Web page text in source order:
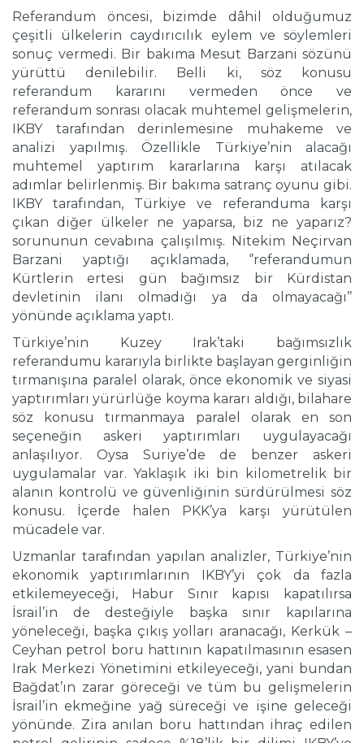
Referandum öncesi, bizimde dâhil olduğumuz
çeşitli ülkelerin caydırıcılık eylem ve söylemleri
sonuç vermedi. Bir bakıma Mesut Barzani sözünü
yürüttü denilebilir. Belli ki, söz konusu
referandum kararını vermeden önce ve
referandum sonrası olacak muhtemel gelişmelerin,
IKBY tarafından derinlemesine muhakeme ve
analizi yapılmış. Özellikle Türkiye’nin alacağı
muhtemel yaptırım kararlarına karşı atılacak
adımlar belirlenmiş. Bir bakıma satranç oyunu gibi.
IKBY tarafından, Türkiye ve referanduma karşı
çıkan diğer ülkeler ne yaparsa, biz ne yaparız?
sorununun cevabına çalışılmış. Nitekim Neçirvan
Barzani yaptığı açıklamada, ‘’referandumun
Kürtlerin ertesi gün bağımsız bir Kürdistan
devletinin ilanı olmadığı ya da olmayacağı’’
yönünde açıklama yaptı.
Türkiye’nin Kuzey Irak’taki bağımsızlık
referandumu kararıyla birlikte başlayan gerginliğin
tırmanışına paralel olarak, önce ekonomik ve siyasi
yaptırımları yürürlüğe koyma kararı aldığı, bilahare
söz konusu tırmanmaya paralel olarak en son
seçeneğin askeri yaptırımları uygulayacağı
anlaşılıyor. Oysa Suriye’de de benzer askeri
uygulamalar var. Yaklaşık iki bin kilometrelik bir
alanın kontrolü ve güvenliğinin sürdürülmesi söz
konusu. İçerde halen PKK’ya karşı yürütülen
mücadele var.
Uzmanlar tarafından yapılan analizler, Türkiye’nin
ekonomik yaptırımlarının IKBY’yi çok da fazla
etkilemeyeceği, Habur Sınır kapısı kapatılırsa
İsrail’in de desteğiyle başka sınır kapılarına
yönel eceği, başka çıkış yolları aranacağı, Kerkük –
Ceyhan petrol boru hattının kapatılmasının esasen
Irak Merkezi Yönetimini etkileyeceği, yani bundan
Bağdat’ın zarar göreceği ve tüm bu gelişmelerin
İsrail’in ekmeğine yağ süreceği ve işine geleceği
yönünde. Zira anılan boru hattından ihraç edilen